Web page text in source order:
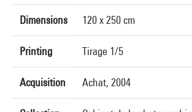
Dimensions 120 x 250 cm
Printing Tirage 1/5
Acquisition Achat, 2004